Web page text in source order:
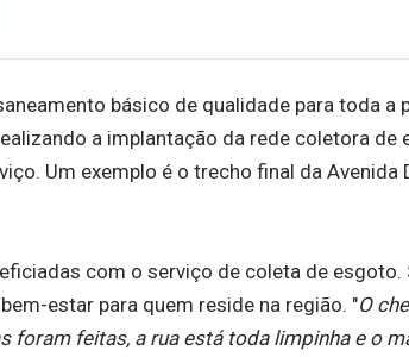
básico de qualidade para toda a
a implantação da rede coletora
Um exemplo é o trecho final da Avenida
com o serviço de coleta de esgoto.
estar para quem reside na região. "O
foram feitas, a rua está toda limpinha e o